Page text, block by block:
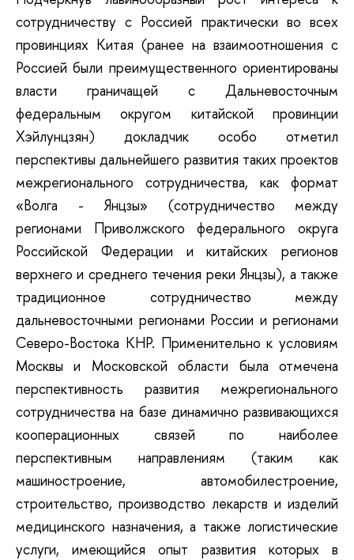
сотрудничеству с Россией практически во всех
провинциях Китая (ранее на взаимоотношения с
Россией были преимущественного ориентированы
власти граничащей с Дальневосточным
федеральным округом китайской провинции
Хэйлунцзян) докладчик особо отметил
перспективы дальнейшего развития таких проектов
межрегионального сотрудничества, как формат
«Волга - Янцзы» (сотрудничество между
регионами Приволжского федерального округа
Российской Федерации и китайских регионов
верхнего и среднего течения реки Янцзы), а также
традиционное сотрудничество между
дальневосточными регионами России и регионами
Северо-Востока КНР. Применительно к условиям
Москвы и Московской области была отмечена
перспективность развития межрегионального
сотрудничества на базе динамично развивающихся
кооперационных связей по наиболее
перспективным направлениям (таким как
машиностроение, автомобилестроение,
строительство, производство лекарств и изделий
медицинского назначения, а также логистические
услуги, имеющийся опыт развития которых в